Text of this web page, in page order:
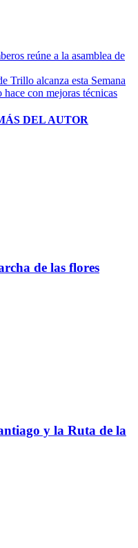
reúne a la asamblea de
Trillo alcanza esta Semana
hace con mejoras técnicas
DEL AUTOR
de las flores
y la Ruta de la